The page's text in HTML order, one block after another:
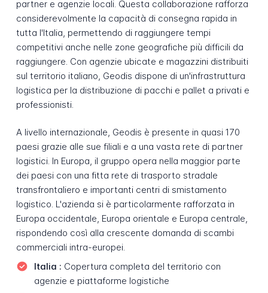
partner e agenzie locali. Questa collaborazione rafforza
considerevolmente la capacità di consegna rapida in
tutta l'Italia, permettendo di raggiungere tempi
competitivi anche nelle zone geografiche più difficili da
raggiungere. Con agenzie ubicate e magazzini distribuiti
sul territorio italiano, Geodis dispone di un'infrastruttura
logistica per la distribuzione di pacchi e pallet a privati e
professionisti.
A livello internazionale, Geodis è presente in quasi 170
paesi grazie alle sue filiali e a una vasta rete di partner
logistici. In Europa, il gruppo opera nella maggior parte
dei paesi con una fitta rete di trasporto stradale
transfrontaliero e importanti centri di smistamento
logistico. L'azienda si è particolarmente rafforzata in
Europa occidentale, Europa orientale e Europa centrale,
rispondendo così alla crescente domanda di scambi
commerciali intra-europei.
Italia : Copertura completa del territorio con
agenzie e piattaforme logistiche